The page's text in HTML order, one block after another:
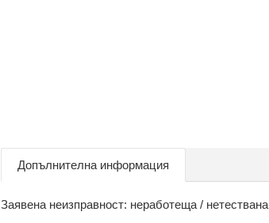
Допълнителна информация
Заявена неизправност: неработеща / нетествана